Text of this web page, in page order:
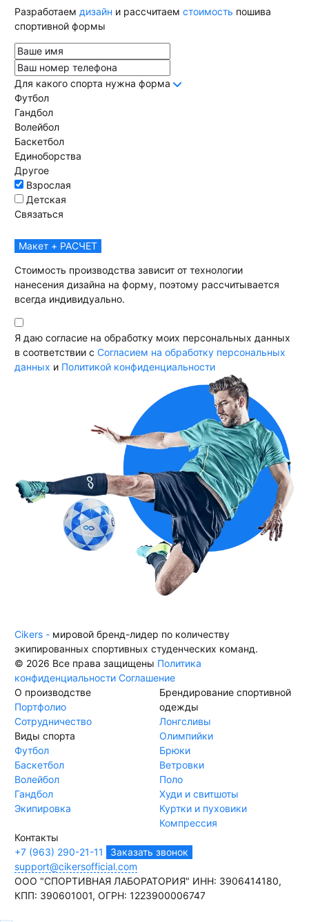
Разработаем дизайн и рассчитаем стоимость пошива
спортивной формы
Для какого спорта нужна форма
Футбол
Гандбол
Волейбол
Баскетбол
Единоборства
Другое
Взрослая
Детская
Связаться
Макет + РАСЧЕТ
Стоимость производства зависит от технологии
нанесения дизайна на форму, поэтому рассчитывается
всегда индивидуально.
Я даю согласие на обработку моих персональных данных
в соответствии с Согласием на обработку персональных
данных и Политикой конфиденциальности
Cikers - мировой бренд-лидер по количеству
экипированных спортивных студенческих команд.
© 2026 Все права защищены Политика
конфиденциальности Соглашение
О производстве
Портфолио
Сотрудничество
Виды спорта
Футбол
Баскетбол
Волейбол
Гандбол
Экипировка
Брендирование спортивной
одежды
Лонгсливы
Олимпийки
Брюки
Ветровки
Поло
Худи и свитшоты
Куртки и пуховики
Компрессия
Контакты
+7 (963) 290-21-11
Заказать звонок
support@cikersofficial.com
ООО "СПОРТИВНАЯ ЛАБОРАТОРИЯ" ИНН: 3906414180,
КПП: 390601001, ОГРН: 1223900006747